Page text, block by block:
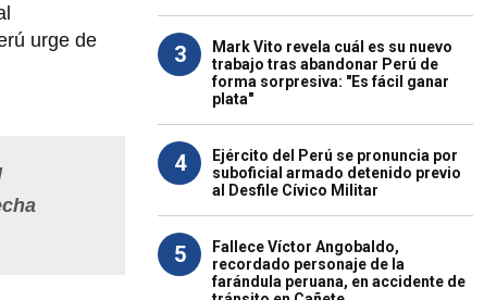
urge de
3
Mark Vito revela cuál es su nuevo
trabajo tras abandonar Perú de
forma sorpresiva: "Es fácil ganar
plata"
4
Ejército del Perú se pronuncia por
suboficial armado detenido previo
al Desfile Cívico Militar
5
Fallece Víctor Angobaldo,
recordado personaje de la
farándula peruana, en accidente de